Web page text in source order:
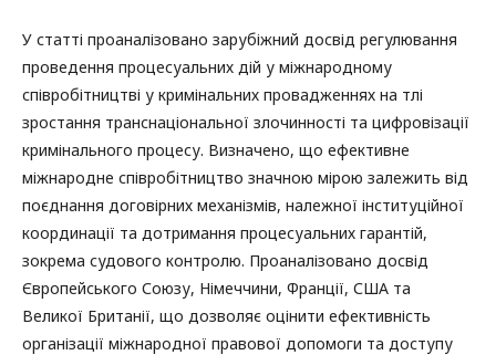
У статті проаналізовано зарубіжний досвід регулювання
проведення процесуальних дій у міжнародному
співробітництві у кримінальних провадженнях на тлі
зростання транснаціональної злочинності та цифровізації
кримінального процесу. Визначено, що ефективне
міжнародне співробітництво значною мірою залежить від
поєднання договірних механізмів, належної інституційної
координації та дотримання процесуальних гарантій,
зокрема судового контролю. Проаналізовано досвід
Європейського Союзу, Німеччини, Франції, США та
Великої Британії, що дозволяє оцінити ефективність
організації міжнародної правової допомоги та доступу